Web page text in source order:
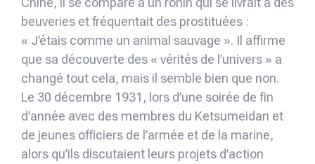
beuveries et fréquentait des prostituées :
« J’étais comme un animal sauvage ». Il affirme
que sa découverte des « vérités de l’univers » a
changé tout cela, mais il semble bien que non.
Le 30 décembre 1931, lors d’une soirée de fin
d’année avec des membres du Ketsumeidan et
de jeunes officiers de l’armée et de la marine,
alors qu’ils discutaient leurs projets d’action